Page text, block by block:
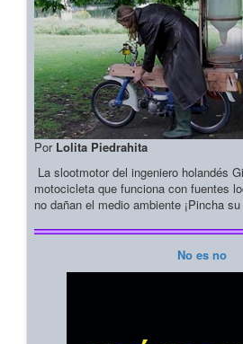
Por Lolita Piedrahita
La slootmotor del ingeniero holandés
motocicleta que funciona con fuentes
no dañan el medio ambiente ¡Pincha
No es no